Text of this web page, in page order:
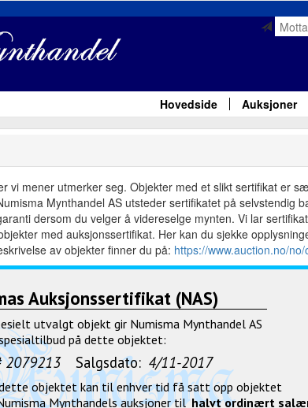
Hovedside Auksjoner
vi mener utmerker seg. Objekter med et slikt sertifikat er
Mynthandel AS utsteder sertifikatet på selvstendig
dersom du velger å videreselge mynten. Vi lar
med auksjonssertifikat. Her kan du sjekke
av objekter finner du på: https://www.auction.no/